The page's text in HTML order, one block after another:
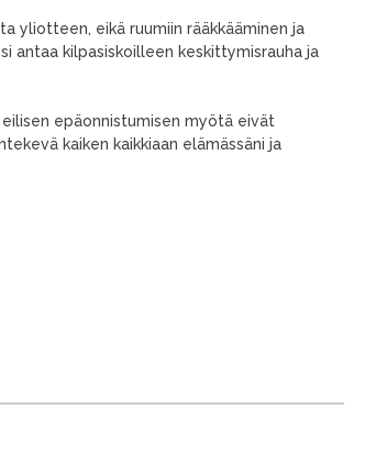
yliotteen, eikä ruumiin rääkkääminen ja
antaa kilpasiskoilleen keskittymisrauha ja
epäonnistumisen myötä eivät
kaiken kaikkiaan elämässäni ja